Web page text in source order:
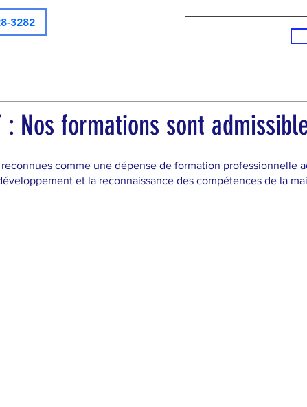
3282
: Nos formations sont
comme une dépense de formation professionnelle
et la reconnaissance des compétences de la